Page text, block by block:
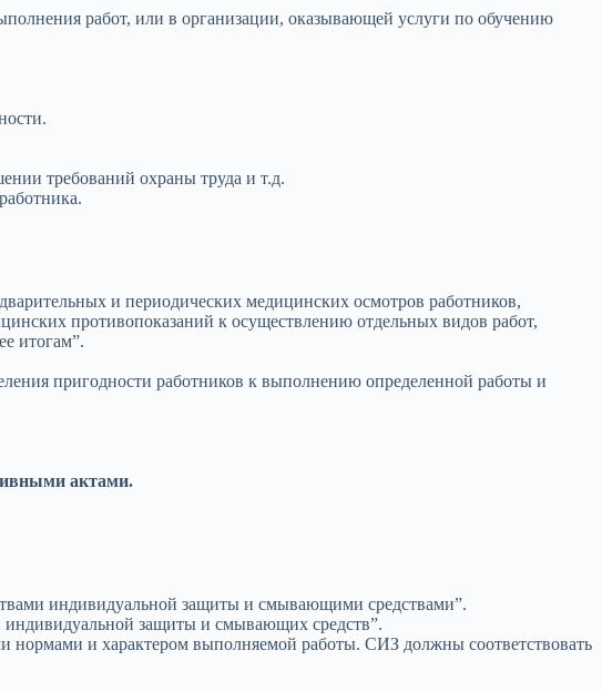
работ, или в организации, оказывающей услуги по обучению
требований охраны труда и т.д.
и периодических медицинских осмотров работников,
противопоказаний к осуществлению отдельных видов работ,
итогам”.
пригодности работников к выполнению определенной работы и
актами.
индивидуальной защиты и смывающими средствами”.
защиты и смывающих средств”.
нормами и характером выполняемой работы. СИЗ должны соответствовать